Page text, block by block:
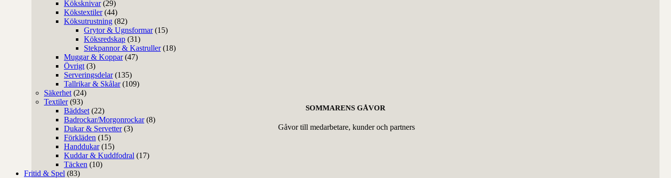
SOMMARENS GÅVOR
Gåvor till medarbetare, kunder och partners
Köksknivar (29)
Kökstextiler (44)
Köksutrustning (82)
Grytor & Ugnsformar (15)
Köksredskap (31)
Stekpannor & Kastruller (18)
Muggar & Koppar (47)
Övrigt (3)
Serveringsdelar (135)
Tallrikar & Skålar (109)
Säkerhet (24)
Textiler (93)
Bäddset (22)
Badrockar/Morgonrockar (8)
Dukar & Servetter (3)
Förkläden (15)
Handdukar (15)
Kuddar & Kuddfodral (17)
Täcken (10)
Fritid & Spel (83)